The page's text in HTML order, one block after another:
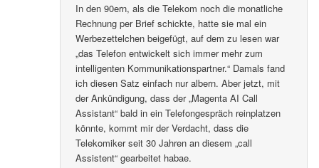
In den 90ern, als die Telekom noch die monatliche
Rechnung per Brief schickte, hatte sie mal ein
Werbezettelchen beigefügt, auf dem zu lesen war
„das Telefon entwickelt sich immer mehr zum
intelligenten Kommunikationspartner.“ Damals fand
ich diesen Satz einfach nur albern. Aber jetzt, mit
der Ankündigung, dass der „Magenta AI Call
Assistant“ bald in ein Telefongespräch reinplatzen
könnte, kommt mir der Verdacht, dass die
Telekomiker seit 30 Jahren an diesem „call
Assistent“ gearbeitet habae.